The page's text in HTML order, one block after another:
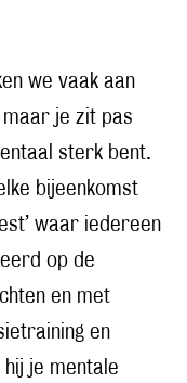
we vaak aan
maar je zit pas
sterk bent.
bijeenkomst
waar iedereen
op de
en met
en
je mentale